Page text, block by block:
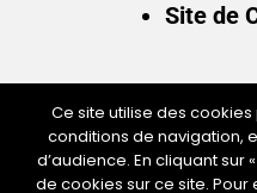
Site de
Plan du site/
Ce site utilise des
conditions de navigation,
d’audience. En cliquant sur
de cookies sur ce site.